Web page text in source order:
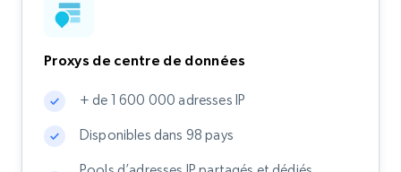
Proxys de centre de données
+ de 1 600 000 adresses IP
Disponibles dans 98 pays